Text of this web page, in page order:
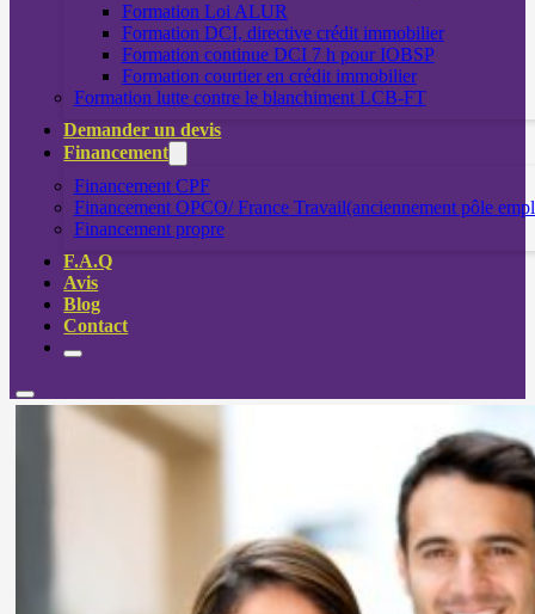
Formation Loi ALUR
Formation DCI, directive crédit immobilier
Formation continue DCI 7 h pour IOBSP
Formation courtier en crédit immobilier
Formation lutte contre le blanchiment LCB-FT
Demander un devis
Financement
Financement CPF
Financement OPCO/ France Travail(anciennement pôle
Financement propre
F.A.Q
Avis
Blog
Contact